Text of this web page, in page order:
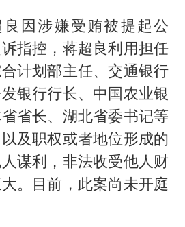
因涉嫌受贿被提起公
指控，蒋超良利用担任
计划部主任、交通银行
银行行长、中国农业银
省长、湖北省委书记等
及职权或者地位形成的
谋利，非法收受他人财
。目前，此案尚未开庭